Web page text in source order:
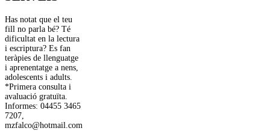
Has notat que el teu
fill no parla bé? Té
dificultat en la lectura
i escriptura? Es fan
teràpies de llenguatge
i aprenentatge a nens,
adolescents i adults.
*Primera consulta i
avaluació gratuïta.
Informes: 04455 3465
7207,
mzfalco@hotmail.com